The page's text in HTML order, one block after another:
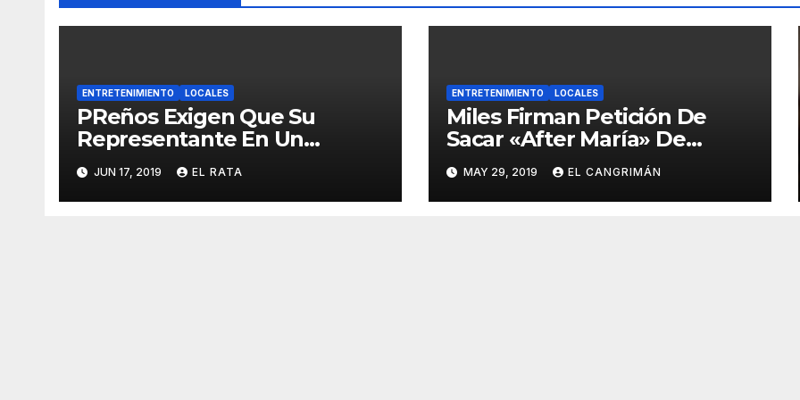
ENTRETENIMIENTO LOCALES
PReños Exigen Que Su
Representante En Un
Concurso Superficial E
Irrelevante Sea «Boricua De
Pura Cepa»
JUN 17, 2019 EL RATA
ENTRETENIMIENTO LOCALES
Miles Firman Petición De
Sacar «After María» De
Netflix Porque El
Documental No Trata Sobre
Lo Que Ellos Quieren Que
MAY 29, 2019 EL CANGRIMÁN